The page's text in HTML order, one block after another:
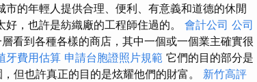
的年輕人提供合理、便利、有意義和道德的休閒
，也許是紡織廠的工程師住過的。 會計公司 公司
看到各種各樣的商店，其中一個或一個業主確實很
牙費用估算 申請台胞證照片規範 它們的目的部分是
但也許真正的目的是炫耀他們的財富。 新竹高評